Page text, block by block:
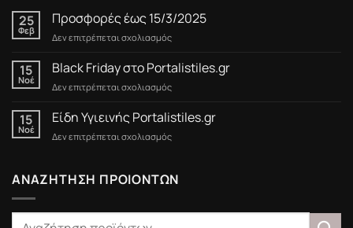
25
Φεβ
Προσφορές έως 15/3/2025
Δεν επιτρέπεται σχολιασμόςστο
έως
15/3/2025
15
Νοέ
Black Friday στο Portalistiles.gr
Δεν επιτρέπεται σχολιασμόςστο
Friday
στο
Portalistiles.gr
15
Νοέ
Είδη Υγιεινής Portalistiles.gr
Δεν επιτρέπεται σχολιασμόςστο
Portalistiles.gr
ΑΝΑΖΗΤΗΣΗ ΠΡΟΙΟΝΤΩΝ